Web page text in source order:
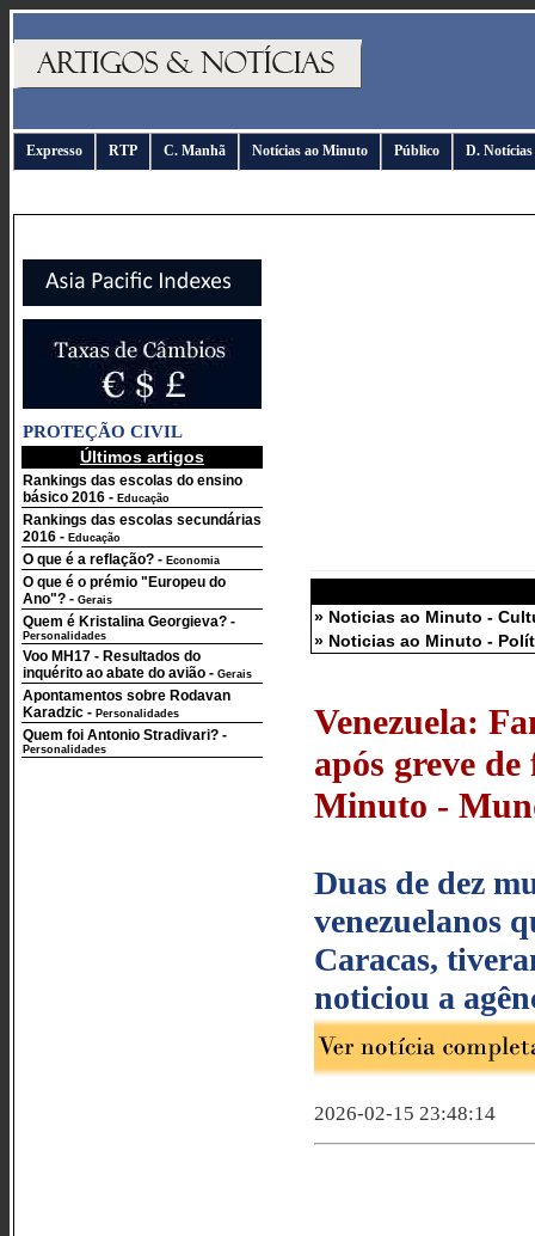
Expresso RTP C. Manhã Notícias ao Minuto Público D. Notícias
PROTEÇÃO CIVIL
Últimos artigos
Rankings das escolas do ensino
básico 2016 - Educação
Rankings das escolas secundárias
2016 - Educação
O que é a reflação? - Economia
O que é o prémio "Europeu do
Ano"? - Gerais
Quem é Kristalina Georgieva? -
Personalidades
Voo MH17 - Resultados do
inquérito ao abate do avião - Gerais
Apontamentos sobre Rodavan
Karadzic - Personalidades
Quem foi Antonio Stradivari? -
Personalidades
» Noticias ao Minuto -
» Noticias ao Minuto -
Venezuela:
após greve
Minuto -
Duas de dez
venezuelanos
Caracas,
noticiou a
2026-02-15 23:48:14